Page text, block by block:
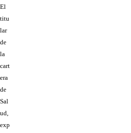
El
titu
lar
de
la
cart
era
de
Sal
ud,
exp